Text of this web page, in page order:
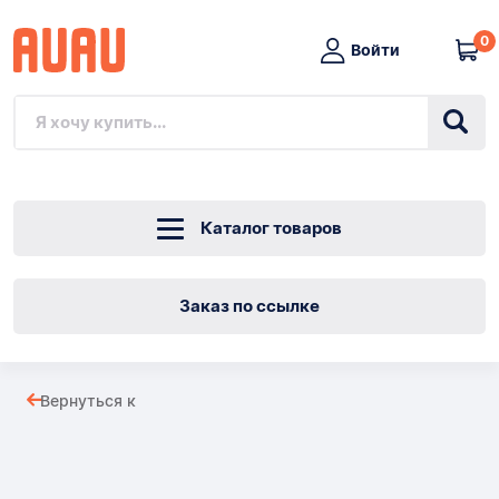
Войти
0
Каталог товаров
Заказ по ссылке
Вернуться к